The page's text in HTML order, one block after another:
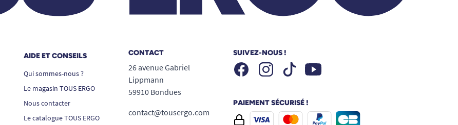
AIDE ET CONSEILS
Qui sommes-nous ?
Le magasin TOUS ERGO
Nous contacter
Le catalogue TOUS ERGO
CONTACT
26 avenue Gabriel
Lippmann
59910 Bondues
contact@tousergo.com
SUIVEZ-NOUS !
FacebookInstagramTiktok Youtube
PAIEMENT SÉCURISÉ !